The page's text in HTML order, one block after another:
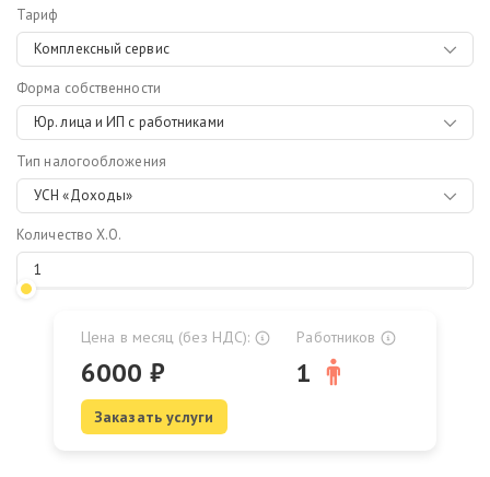
Тариф
Комплексный сервис
Форма собственности
Юр. лица и ИП с работниками
Тип налогообложения
УСН «Доходы»
Количество Х.О.
Цена в месяц (без НДС):
6000 ₽
Работников
1
Заказать услуги